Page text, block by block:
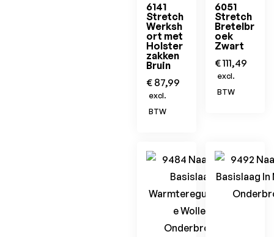
6141
Stretch
Werksh
ort met
Holster
zakken
Bruin
€ 87,99
excl.
BTW
6051
Stretch
Bretelbr
oek
Zwart
€111,49
excl.
BTW